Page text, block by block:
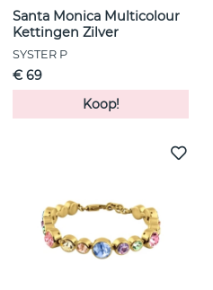
Santa Monica Multicolour
Kettingen Zilver
SYSTER P
€ 69
Koop!